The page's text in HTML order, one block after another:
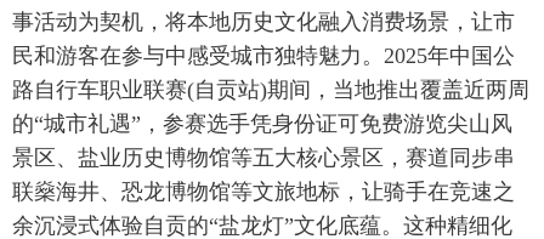
事活动为契机，将本地历史文化融入消费场景，让市
民和游客在参与中感受城市独特魅力。2025年中国公
路自行车职业联赛(自贡站)期间，当地推出覆盖近两周
的“城市礼遇”，参赛选手凭身份证可免费游览尖山风
景区、盐业历史博物馆等五大核心景区，赛道同步串
联燊海井、恐龙博物馆等文旅地标，让骑手在竞速之
余沉浸式体验自贡的“盐龙灯”文化底蕴。这种精细化